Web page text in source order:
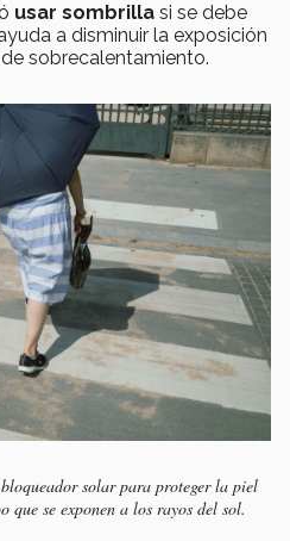
usar sombrilla si se debe
a disminuir la exposición
sobrecalentamiento.
solar para proteger la piel
que se exponen a los rayos del sol.